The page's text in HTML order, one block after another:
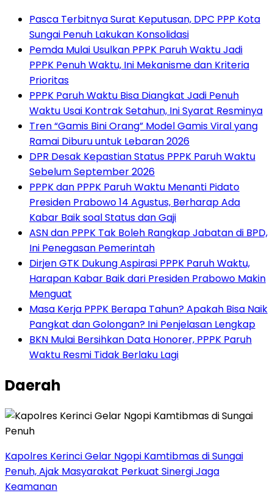
Pasca Terbitnya Surat Keputusan, DPC PPP Kota
Sungai Penuh Lakukan Konsolidasi
Pemda Mulai Usulkan PPPK Paruh Waktu Jadi
PPPK Penuh Waktu, Ini Mekanisme dan Kriteria
Prioritas
PPPK Paruh Waktu Bisa Diangkat Jadi Penuh
Waktu Usai Kontrak Setahun, Ini Syarat Resminya
Tren “Gamis Bini Orang” Model Gamis Viral yang
Ramai Diburu untuk Lebaran 2026
DPR Desak Kepastian Status PPPK Paruh Waktu
Sebelum September 2026
PPPK dan PPPK Paruh Waktu Menanti Pidato
Presiden Prabowo 14 Agustus, Berharap Ada
Kabar Baik soal Status dan Gaji
ASN dan PPPK Tak Boleh Rangkap Jabatan di BPD,
Ini Penegasan Pemerintah
Dirjen GTK Dukung Aspirasi PPPK Paruh Waktu,
Harapan Kabar Baik dari Presiden Prabowo Makin
Menguat
Masa Kerja PPPK Berapa Tahun? Apakah Bisa Naik
Pangkat dan Golongan? Ini Penjelasan Lengkap
BKN Mulai Bersihkan Data Honorer, PPPK Paruh
Waktu Resmi Tidak Berlaku Lagi
Daerah
Kapolres Kerinci Gelar Ngopi Kamtibmas di Sungai
Penuh, Ajak Masyarakat Perkuat Sinergi Jaga
Keamanan